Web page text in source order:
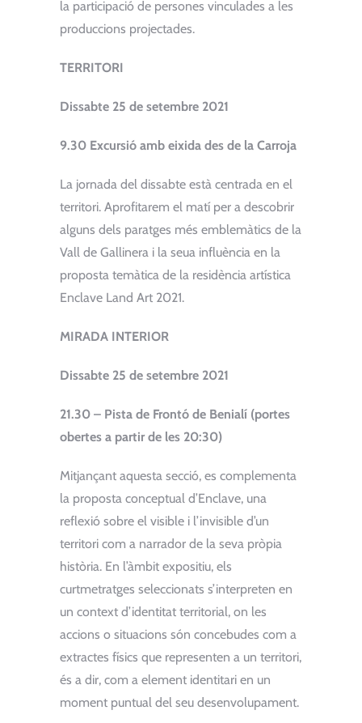
la participació de persones vinculades a les
produccions projectades.
TERRITORI
Dissabte 25 de setembre 2021
9.30 Excursió amb eixida des de la Carroja
La jornada del dissabte està centrada en el
territori. Aprofitarem el matí per a descobrir
alguns dels paratges més emblemàtics de la
Vall de Gallinera i la seua influència en la
proposta temàtica de la residència artística
Enclave Land Art 2021.
MIRADA INTERIOR
Dissabte 25 de setembre 2021
21.30 – Pista de Frontó de Benialí (portes
obertes a partir de les 20:30)
Mitjançant aquesta secció, es complementa
la proposta conceptual d’Enclave, una
reflexió sobre el visible i l’invisible d’un
territori com a narrador de la seva pròpia
història. En l’àmbit expositiu, els
curtmetratges seleccionats s’interpreten en
un context d’identitat territorial, on les
accions o situacions són concebudes com a
extractes físics que representen a un territori,
és a dir, com a element identitari en un
moment puntual del seu desenvolupament.